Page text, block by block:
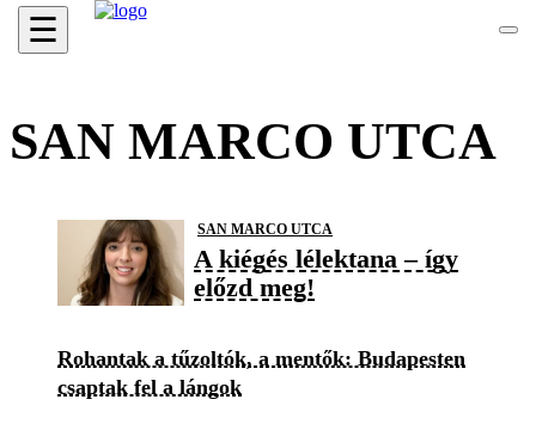
☰
SAN MARCO UTCA
SAN MARCO UTCA
A kiégés lélektana – így
előzd meg!
Rohantak a tűzoltók, a mentők: Budapesten
csaptak fel a lángok